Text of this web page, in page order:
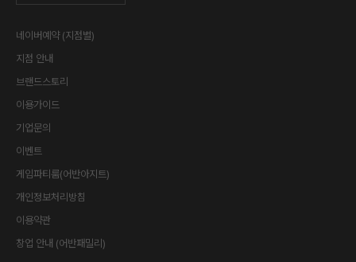
네이버예약 (지점별)
지점 안내
브랜드스토리
이용가이드
기업문의
이벤트
게임파티룸(어반아지트)
개인정보처리방침
이용약관
창업 안내 (어반패밀리)